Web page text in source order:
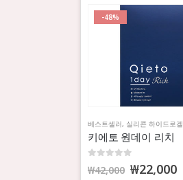
-48%
베스트셀러, 실리콘 하이드로겔
키에토 원데이 리치
₩42,000 ₩22,000